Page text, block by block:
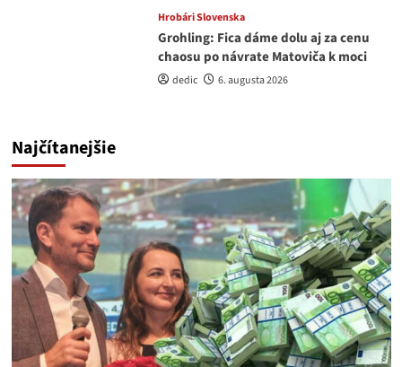
Hrobári Slovenska
Grohling: Fica dáme dolu aj za cenu
chaosu po návrate Matoviča k moci
dedic 6. augusta 2026
Najčítanejšie